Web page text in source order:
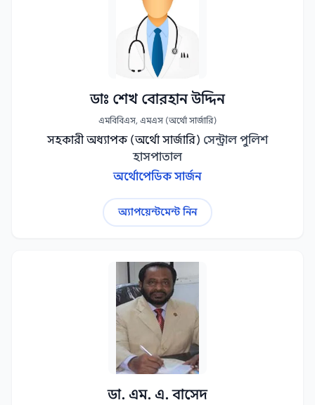
ডাঃ শেখ বোরহান উদ্দিন
এমবিবিএস, এমএস (অর্থো সার্জারি)
সহকারী অধ্যাপক (অর্থো সার্জারি) সেন্ট্রাল পুলিশ
হাসপাতাল
অর্থোপেডিক সার্জন
অ্যাপয়েন্টমেন্ট নিন
ডা. এম. এ. বাসেদ